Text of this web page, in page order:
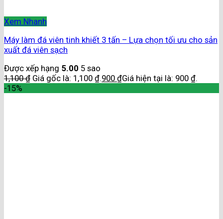
Xem Nhanh
Máy làm đá viên tinh khiết 3 tấn – Lựa chọn tối ưu cho sản
xuất đá viên sạch
Được xếp hạng 5.00 5 sao
1,100₫ Giá gốc là: 1,100 ₫.900 ₫Giá hiện tại là: 900 ₫.
-15%